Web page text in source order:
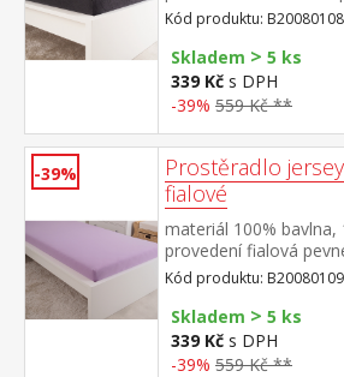
stálobarevné, obšito
do výšky 25 cm
Kód produktu: B20080108
Skladem > 5 ks
339 Kč s DPH
-39% 559 Kč **
-39%
Prostěradlo
fialové
materiál 100% bavlna,
provedení fialová
stálobarevné, obšito
do výšky 25 cm
Kód produktu: B20080109
Skladem > 5 ks
339 Kč s DPH
-39% 559 Kč **